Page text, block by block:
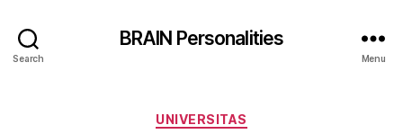
Search
BRAIN Personalities
Menu
Categories
UNIVERSITAS